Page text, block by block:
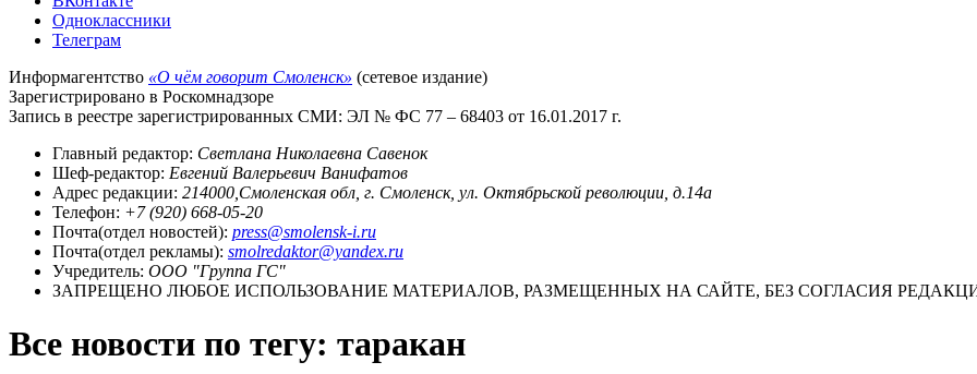
Одноклассники
Телеграм
Информагентство «О чём говорит Смоленск» (сетевое издание)
Зарегистрировано в Роскомнадзоре
Запись в реестре зарегистрированных СМИ: ЭЛ № ФС 77 – 68403 от 16.01.2017 г.
Главный редактор: Светлана Николаевна Савенок
Шеф-редактор: Евгений Валерьевич Ванифатов
Адрес редакции: 214000,Смоленская обл, г. Смоленск, ул. Октябрьской революции, д.14а
Телефон: +7 (920) 668-05-20
Почта(отдел новостей): press@smolensk-i.ru
Почта(отдел рекламы): smolredaktor@yandex.ru
Учредитель: ООО "Группа ГС"
ЗАПРЕЩЕНО ЛЮБОЕ ИСПОЛЬЗОВАНИЕ МАТЕРИАЛОВ, РАЗМЕЩЕННЫХ НА САЙТЕ, БЕЗ СОГЛАСИЯ
Все новости по тегу: таракан